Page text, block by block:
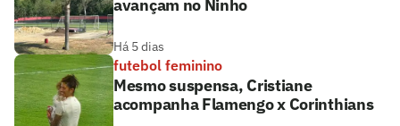
avançam no Ninho
Há 5 dias
futebol feminino
Mesmo suspensa, Cristiane
acompanha Flamengo x Corinthians